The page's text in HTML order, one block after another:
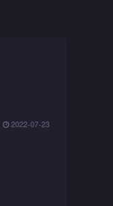
2022-07-23